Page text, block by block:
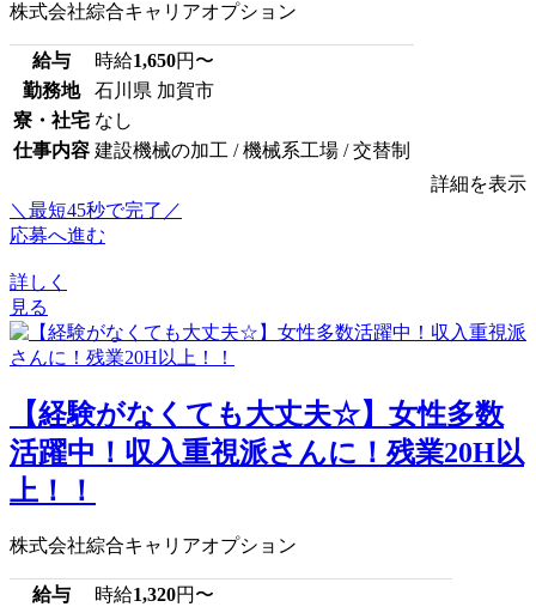
株式会社綜合キャリアオプション
給与 時給1,650円〜
勤務地
石川県 加賀市
寮・社宅 なし
仕事内容 建設機械の加工 / 機械系工場 / 交替制
詳細を表示
＼最短45秒で完了／
応募へ進む
詳しく
見る
【経験がなくても大丈夫☆】女性多数
活躍中！収入重視派さんに！残業20H以
上！！
株式会社綜合キャリアオプション
給与 時給1,320円〜